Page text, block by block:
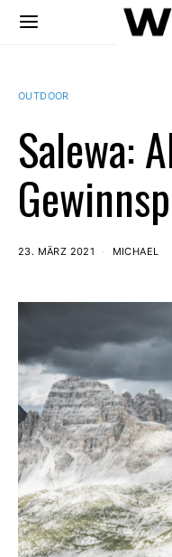
OUTDOOR
Salewa:
23. MÄRZ 2021 MICHAEL